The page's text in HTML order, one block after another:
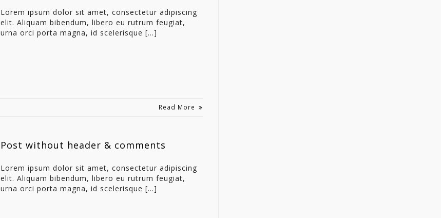
Lorem ipsum dolor sit amet, consectetur adipiscing
elit. Aliquam bibendum, libero eu rutrum feugiat,
urna orci porta magna, id scelerisque […]
Read More
Post without header & comments
Lorem ipsum dolor sit amet, consectetur adipiscing
elit. Aliquam bibendum, libero eu rutrum feugiat,
urna orci porta magna, id scelerisque […]